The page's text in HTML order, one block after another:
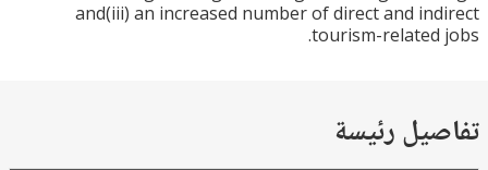
and(iii) an increased number of direct and
tourism-
رئيسة